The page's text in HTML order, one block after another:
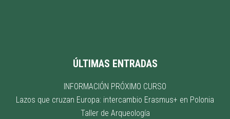
ÚLTIMAS ENTRADAS
INFORMACIÓN PRÓXIMO CURSO
Lazos que cruzan Europa: intercambio Erasmus+ en Polonia
Taller de Arqueología